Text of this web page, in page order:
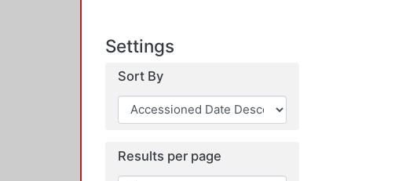
Settings
Sort By
Results per page